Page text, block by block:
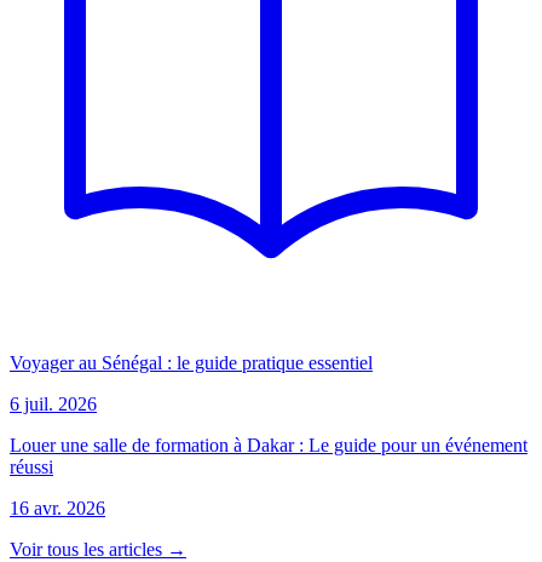
Voyager au Sénégal : le guide pratique essentiel
6 juil. 2026
Louer une salle de formation à Dakar : Le guide pour un événement
réussi
16 avr. 2026
Voir tous les articles →